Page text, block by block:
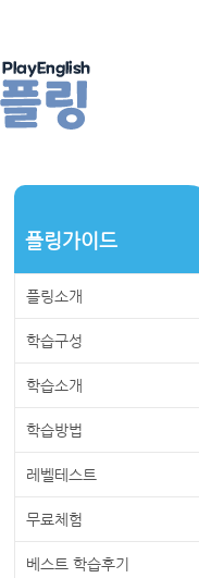
플링가이드
플링소개
학습구성
학습소개
학습방법
레벨테스트
무료체험
베스트 학습후기